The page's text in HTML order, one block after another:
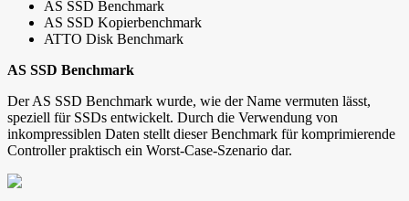
AS SSD Benchmark
AS SSD Kopierbenchmark
ATTO Disk Benchmark
AS SSD Benchmark
Der AS SSD Benchmark wurde, wie der Name vermuten lässt,
speziell für SSDs entwickelt. Durch die Verwendung von
inkompressiblen Daten stellt dieser Benchmark für komprimierende
Controller praktisch ein Worst-Case-Szenario dar.